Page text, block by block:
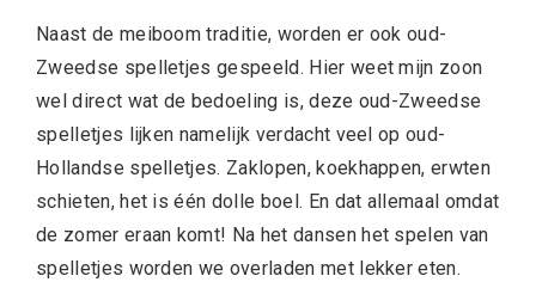
Naast de meiboom traditie, worden er ook oud-
Zweedse spelletjes gespeeld. Hier weet mijn zoon
wel direct wat de bedoeling is, deze oud-Zweedse
spelletjes lijken namelijk verdacht veel op oud-
Hollandse spelletjes. Zaklopen, koekhappen, erwten
schieten, het is één dolle boel. En dat allemaal omdat
de zomer eraan komt! Na het dansen het spelen van
spelletjes worden we overladen met lekker eten.